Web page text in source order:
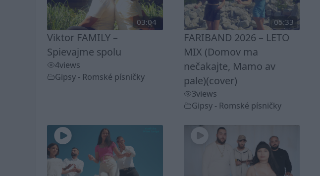
03:04
Viktor FAMILY –
Spievajme spolu
4views
Gipsy - Romské písničky
05:33
FARIBAND 2026 – LETO
MIX (Domov ma
nečakajte, Mamo av
pale)(cover)
3views
Gipsy - Romské písničky